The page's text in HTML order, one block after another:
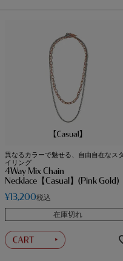
異なるカラーで魅せる、自由自在なスタ
イリング
4Way Mix Chain
Necklace【Casual】(Pink Gold)
¥13,200税込
在庫切れ